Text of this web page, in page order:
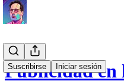
Suscribirse Iniciar sesión
Publicidad en